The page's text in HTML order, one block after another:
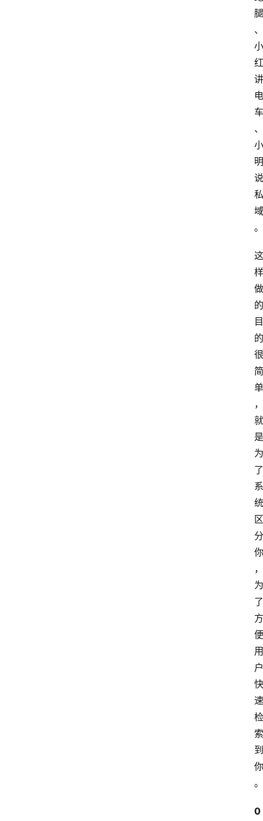
腿
、
小
红
讲
电
车
、
小
明
说
私
域
。
这
样
做
的
目
的
很
简
单
，
就
是
为
了
系
统
区
分
你
，
为
了
方
便
用
户
快
速
检
索
到
你
。
0